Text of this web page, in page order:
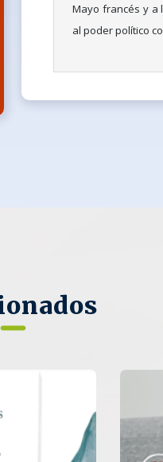
Mayo francés y a
al poder político